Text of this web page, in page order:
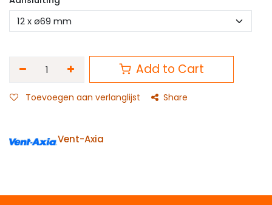
Add to Cart
Toevoegen aan verlanglijst Share
Vent-Axia